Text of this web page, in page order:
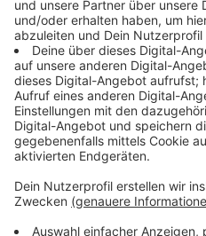
Im Sommer wird das neue
Dreiländersee fertig sein.
Freitag (05.05.2023) ein
die Badegäste aufgestellt.
von Montag bis Sonntag
die DLRG bekommt einen
Toilettenanlage ist schon
Die Stadt Gronau ist dabei,
rund um den Dreiländersee
Sichtschneise ist in Arbeit